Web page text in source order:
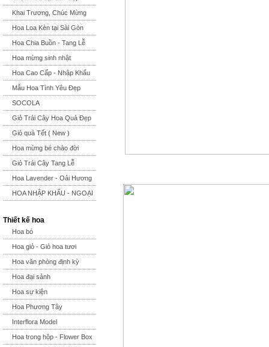
Khai Trương, Chúc Mừng
Hoa Loa Kèn tại Sài Gòn
Hoa Chia Buồn - Tang Lễ
Hoa mừng sinh nhật
Hoa Cao Cấp - Nhập Khẩu
Mẫu Hoa Tình Yêu Đẹp
SOCOLA
Giỏ Trái Cây Hoa Quả Đẹp
Giỏ quà Tết ( New )
Hoa mừng bé chào đời
Giỏ Trái Cây Tang Lễ
Hoa Lavender - Oải Hương
HOA NHẬP KHẨU - NGOẠI
Thiết kế hoa
Hoa bó
Hoa giỏ - Giỏ hoa tươi
Hoa văn phòng định kỳ
Hoa đại sảnh
Hoa sự kiện
Hoa Phương Tây
Interflora Model
Hoa trong hộp - Flower Box